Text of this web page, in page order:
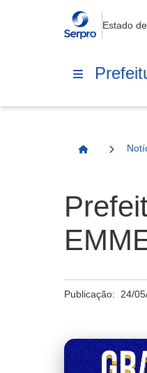
Estado
Página Inicial
Publicação: 24/